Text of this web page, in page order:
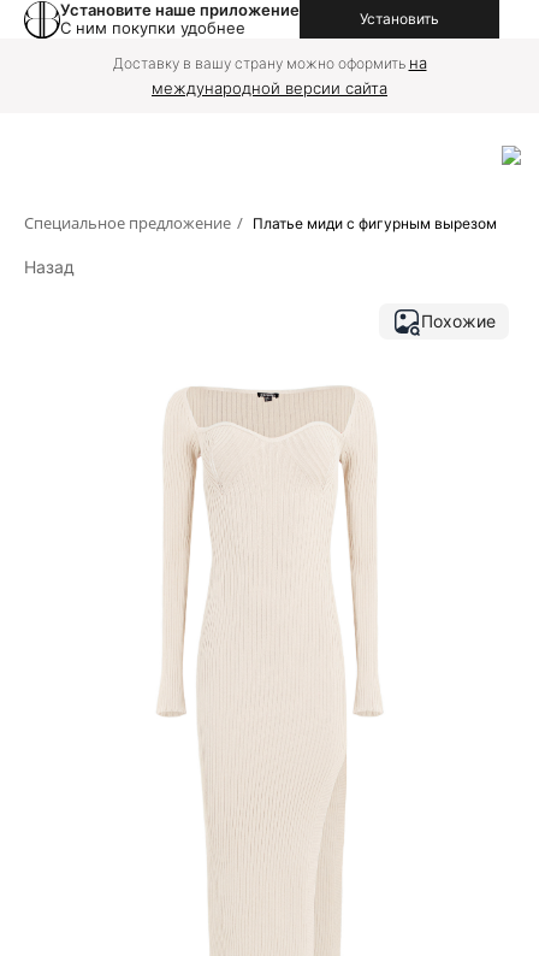
Установите наше приложение
С ним покупки удобнее
Установить
Доставку в вашу страну можно оформить на
международной версии сайта
Специальное предложение / Платье миди с фигурным вырезом
Назад
Похожие